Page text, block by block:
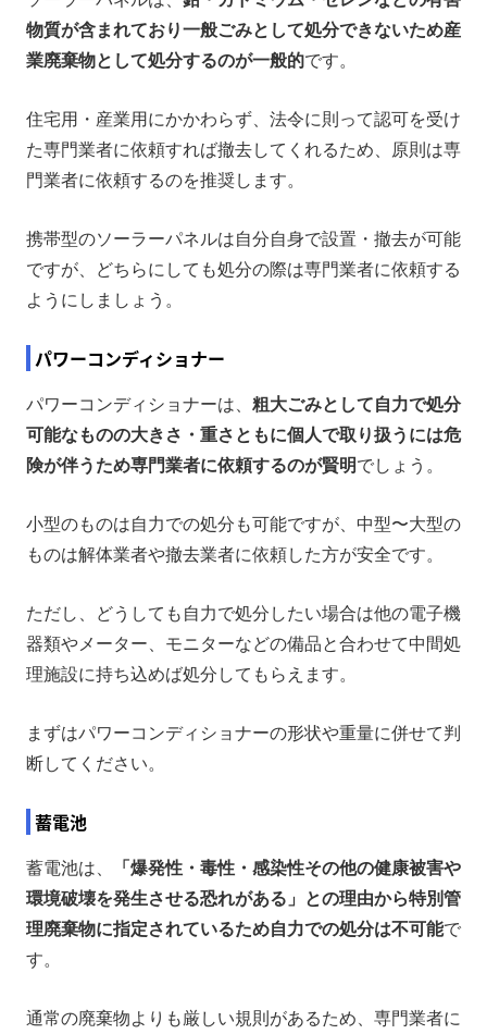
物質が含まれており一般ごみとして処分できないため産
業廃棄物として処分するのが一般的です。
住宅用・産業用にかかわらず、法令に則って認可を受け
た専門業者に依頼すれば撤去してくれるため、原則は専
門業者に依頼するのを推奨します。
携帯型のソーラーパネルは自分自身で設置・撤去が可能
ですが、どちらにしても処分の際は専門業者に依頼する
ようにしましょう。
パワーコンディショナー
パワーコンディショナーは、 粗大ごみとして自力で処分
可能なものの大きさ・重さともに個人で取り扱うには危
険が伴うため専門業者に依頼するのが賢明でしょう。
小型のものは自力での処分も可能ですが、中型〜大型の
ものは解体業者や撤去業者に依頼した方が安全です。
ただし、どうしても自力で処分したい場合は他の電子機
器類やメーター、モニターなどの備品と合わせて中間処
理施設に持ち込めば処分してもらえます。
まずはパワーコンディショナーの形状や重量に併せて判
断してください。
蓄電池
蓄電池は、
「爆発性・毒性・感染性その他の健康被害や
環境破壊を発生させる恐れがある」との理由から特別管
理廃棄物に指定されているため自力での処分は不可能で
す。
通常の廃棄物よりも厳しい規則があるため、専門業者に